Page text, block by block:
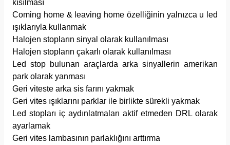
kısılması
Coming home & leaving home özelliğinin yalnızca u led
ışıklarıyla kullanmak
Halojen stopların sinyal olarak kullanılması
Halojen stopların çakarlı olarak kullanılması
Led stop bulunan araçlarda arka sinyallerin amerikan
park olarak yanması
Geri viteste arka sis farını yakmak
Geri vites ışıklarını parklar ile birlikte sürekli yakmak
Led stopları iç aydınlatmaları aktif etmeden DRL olarak
ayarlamak
Geri vites lambasının parlaklığını arttırma